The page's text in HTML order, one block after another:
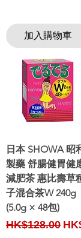
加入購物車
日本 SHOWA 昭
製藥 舒腸健胃健
減肥茶 惠比壽草
子混合茶W 240g
(5.0g × 48包)
Regular Price
HK$128.00